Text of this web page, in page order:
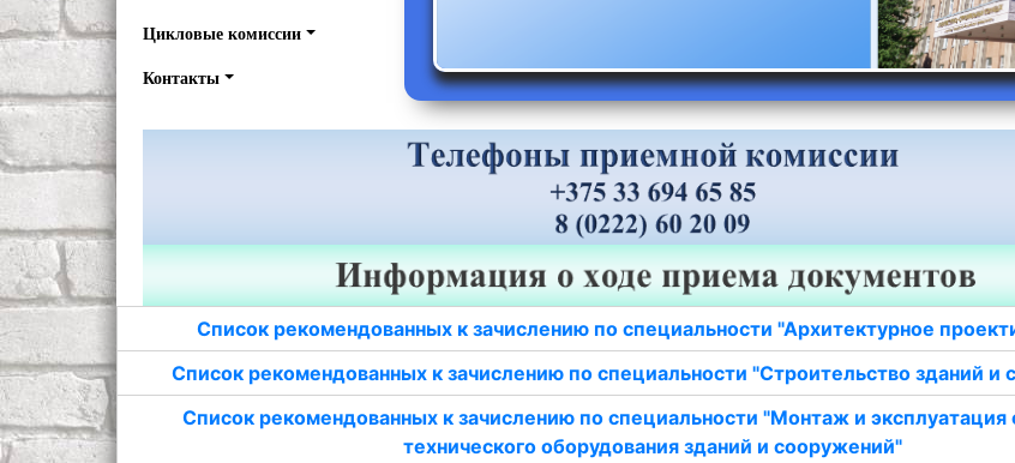
Цикловые комиссии
Контакты
Список рекомендованных к зачислению по специальности "Архитектурное
Список рекомендованных к зачислению по специальности "Строительство зданий и
Список рекомендованных к зачислению по специальности "Монтаж и эксплуатация
технического оборудования зданий и сооружений"